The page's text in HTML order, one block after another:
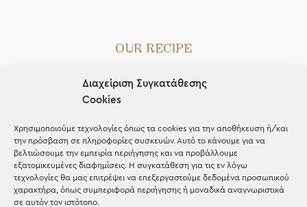
Διαχείριση Συγκατάθεσης
Cookies
Χρησιμοποιούμε τεχνολογίες όπως τα cookies για την αποθήκευση ή/και
την πρόσβαση σε πληροφορίες συσκευών. Αυτό το κάνουμε για να
βελτιώσουμε την εμπειρία περιήγησης και να προβάλλουμε
εξατομικευμένες διαφημίσεις. Η συγκατάθεση για τις εν λόγω
τεχνολογίες θα μας επιτρέψει να επεξεργαστούμε δεδομένα προσωπικού
χαρακτήρα, όπως συμπεριφορά περιήγησης ή μοναδικά αναγνωριστικά
σε αυτόν τον ιστότοπο.
OUR RECIPE
Gifts
Blog
Shop the look